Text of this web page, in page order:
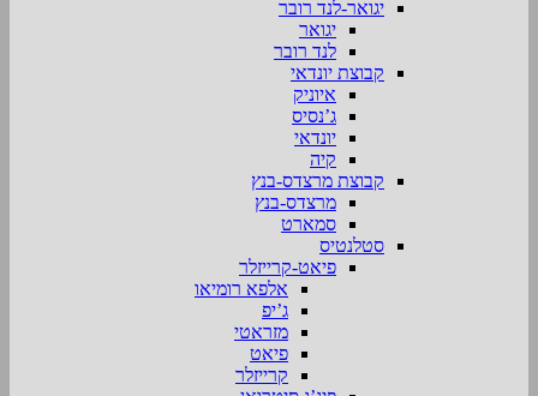
יגואר-לנד רובר
יגואר
לנד רובר
קבוצת יונדאי
איוניק
ג’נסיס
יונדאי
קיה
קבוצת מרצדס-בנץ
מרצדס-בנץ
סמארט
סטלנטיס
פיאט-קרייזלר
אלפא רומיאו
ג’יפ
מזראטי
פיאט
קרייזלר